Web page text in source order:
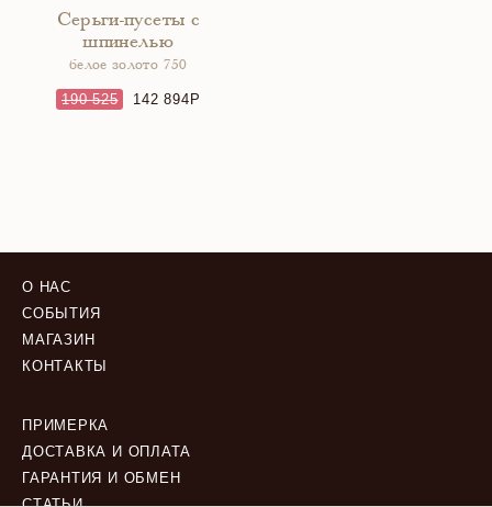
Серьги-пусеты с
шпинелью
белое золото 750
190 525 142 894
О НАС
СОБЫТИЯ
МАГАЗИН
КОНТАКТЫ
ПРИМЕРКА
ДОСТАВКА И ОПЛАТА
ГАРАНТИЯ И ОБМЕН